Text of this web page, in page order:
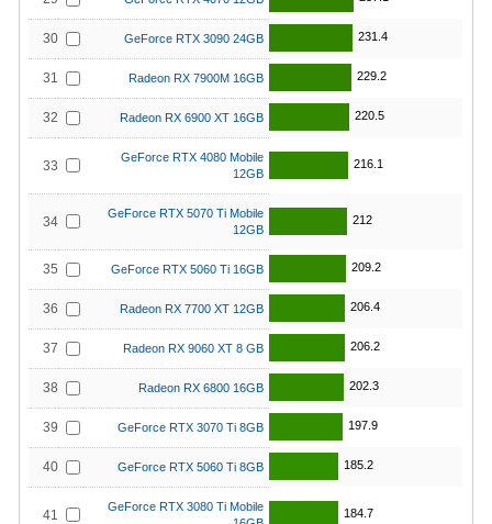
30 GeForce RTX 3090 24GB 231.4
31 Radeon RX 7900M 16GB 229.2
32 Radeon RX 6900 XT 16GB 220.5
33
GeForce RTX 4080 Mobile
12GB
216.1
34
GeForce RTX 5070 Ti Mobile
12GB
212
35 GeForce RTX 5060 Ti 16GB 209.2
36 Radeon RX 7700 XT 12GB 206.4
37 Radeon RX 9060 XT 8 GB 206.2
38 Radeon RX 6800 16GB 202.3
39 GeForce RTX 3070 Ti 8GB 197.9
40 GeForce RTX 5060 Ti 8GB 185.2
41
GeForce RTX 3080 Ti Mobile
184.7